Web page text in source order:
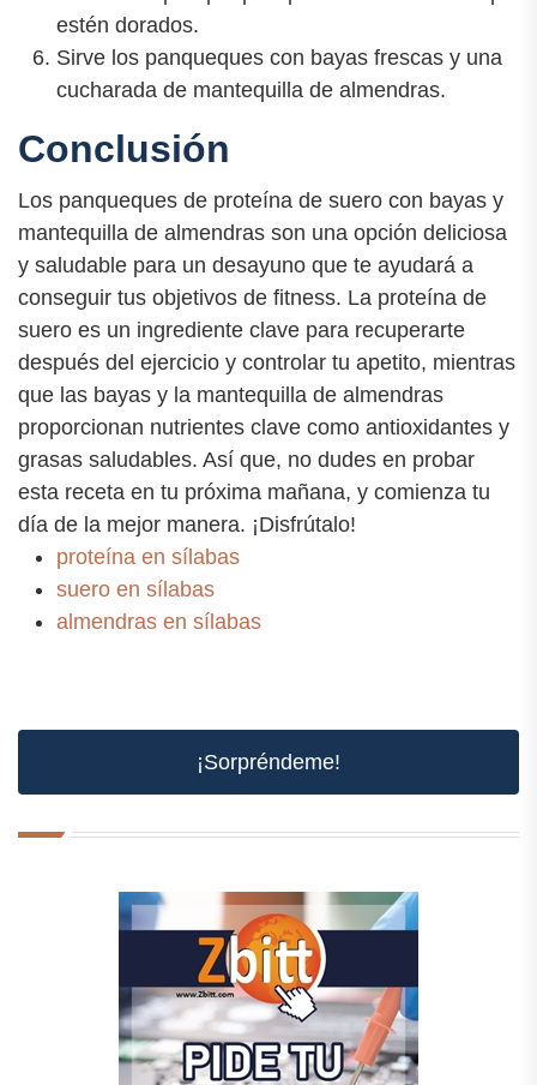
estén dorados.
Sirve los panqueques con bayas frescas y una
cucharada de mantequilla de almendras.
Conclusión
Los panqueques de proteína de suero con bayas y
mantequilla de almendras son una opción deliciosa
y saludable para un desayuno que te ayudará a
conseguir tus objetivos de fitness. La proteína de
suero es un ingrediente clave para recuperarte
después del ejercicio y controlar tu apetito, mientras
que las bayas y la mantequilla de almendras
proporcionan nutrientes clave como antioxidantes y
grasas saludables. Así que, no dudes en probar
esta receta en tu próxima mañana, y comienza tu
día de la mejor manera. ¡Disfrútalo!
proteína en sílabas
suero en sílabas
almendras en sílabas
¡Sorpréndeme!